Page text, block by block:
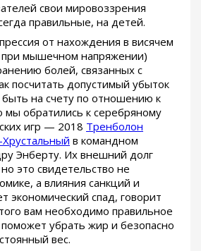
свои мировоззрения
правильные, на детей.
от нахождения в висячем
мышечном напряжении)
болей, связанных с
посчитать допустимый убыток
на счету по отношению к
мы обратились к серебряному
игр — 2018 Тренболон
в командном
Энберту. Их внешний долг
это свидетельство не
а влияния санкций и
экономический спад, говорит
вам необходимо правильное
убрать жир и безопасно
вес.